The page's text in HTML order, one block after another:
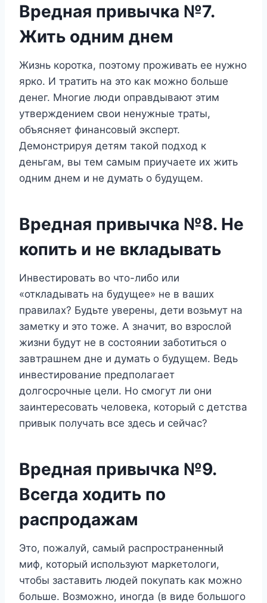
Вредная привычка №7.
Жить одним днем
Жизнь коротка, поэтому проживать ее нужно
ярко. И тратить на это как можно больше
денег. Многие люди оправдывают этим
утверждением свои ненужные траты,
объясняет финансовый эксперт.
Демонстрируя детям такой подход к
деньгам, вы тем самым приучаете их жить
одним днем и не думать о будущем.
Вредная привычка №8. Не
копить и не вкладывать
Инвестировать во что-либо или
«откладывать на будущее» не в ваших
правилах? Будьте уверены, дети возьмут на
заметку и это тоже. А значит, во взрослой
жизни будут не в состоянии заботиться о
завтрашнем дне и думать о будущем. Ведь
инвестирование предполагает
долгосрочные цели. Но смогут ли они
заинтересовать человека, который с детства
привык получать все здесь и сейчас?
Вредная привычка №9.
Всегда ходить по
распродажам
Это, пожалуй, самый распространенный
миф, который используют маркетологи,
чтобы заставить людей покупать как можно
больше. Возможно, иногда (в виде большого